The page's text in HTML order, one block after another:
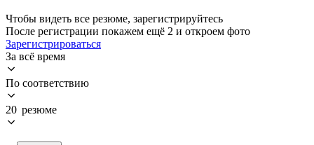
Чтобы видеть все резюме, зарегистрируйтесь
После регистрации покажем ещё 2 и откроем фото
Зарегистрироваться
За всё время
По соответствию
20 резюме